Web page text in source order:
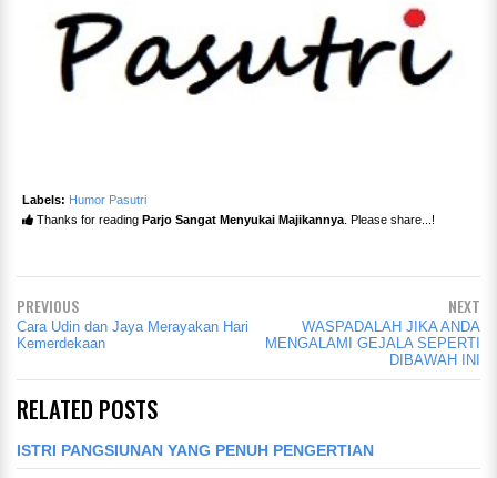
Labels: Humor Pasutri
Thanks for reading Parjo Sangat Menyukai Majikannya . Please share...!
PREVIOUS
Cara Udin dan Jaya Merayakan Hari
Kemerdekaan
NEXT
WASPADALAH JIKA ANDA
MENGALAMI GEJALA SEPERTI
DIBAWAH INI
RELATED POSTS
ISTRI PANGSIUNAN YANG PENUH PENGERTIAN